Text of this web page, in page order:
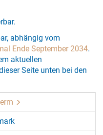
abhängig vom
Ende September 2034.
aktuellen
Seite unten bei den